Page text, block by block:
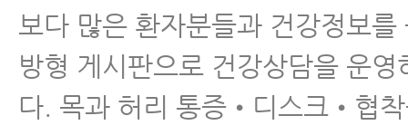
구안와사에 대해 꼭 알아야 할
8가지
보다 많은 환자분들과 건강정보를
방형 게시판으로 건강상담을 운영
다. 목과 허리 통증•디스크•협